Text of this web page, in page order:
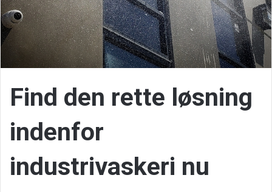
Find den rette løsning
indenfor
industrivaskeri nu